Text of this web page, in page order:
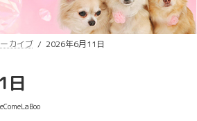
カイブ 2026年6月11日
日